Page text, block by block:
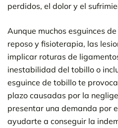
perdidos, el dolor y el
Aunque muchos esguinces
reposo y fisioterapia, las
implicar roturas de
inestabilidad del tobillo o
esguince de tobillo te
plazo causadas por la
presentar una demanda por
ayudarte a conseguir la